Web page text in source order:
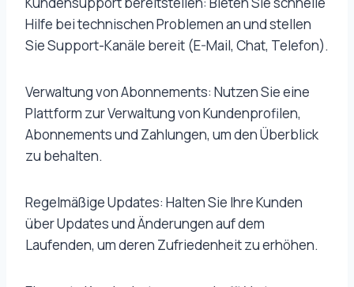
Hilfe bei technischen Problemen an und stellen
Sie Support-Kanäle bereit (E-Mail, Chat, Telefon).
Verwaltung von Abonnements: Nutzen Sie eine
Plattform zur Verwaltung von Kundenprofilen,
Abonnements und Zahlungen, um den Überblick
zu behalten.
Regelmäßige Updates: Halten Sie Ihre Kunden
über Updates und Änderungen auf dem
Laufenden, um deren Zufriedenheit zu erhöhen.